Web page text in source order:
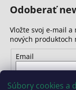
Súbory cookies a
Odoberať
Vložte svoj e-mail
nových produktoch
Email
osobných údajov